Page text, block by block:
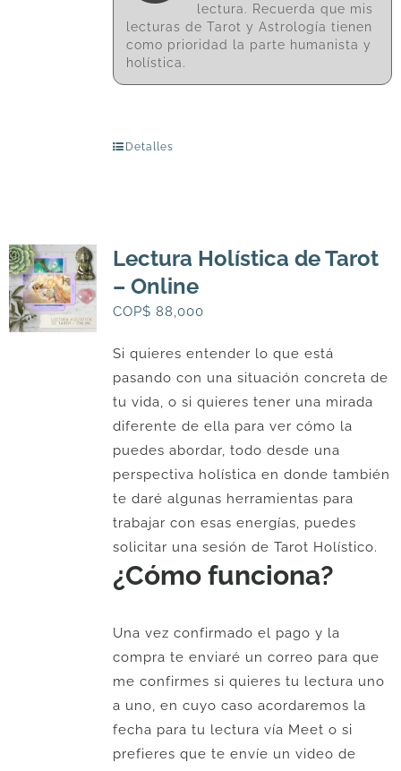
lectura. Recuerda que mis
lecturas de Tarot y Astrología tienen
como prioridad la parte humanista y
holística.
Detalles
Lectura Holística de Tarot
– Online
COP$ 88,000
Si quieres entender lo que está
pasando con una situación concreta de
tu vida, o si quieres tener una mirada
diferente de ella para ver cómo la
puedes abordar, todo desde una
perspectiva holística en donde también
te daré algunas herramientas para
trabajar con esas energías, puedes
solicitar una sesión de Tarot Holístico.
¿Cómo funciona?
Una vez confirmado el pago y la
compra te enviaré un correo para que
me confirmes si quieres tu lectura uno
a uno, en cuyo caso acordaremos la
fecha para tu lectura vía Meet o si
prefieres que te envíe un video de